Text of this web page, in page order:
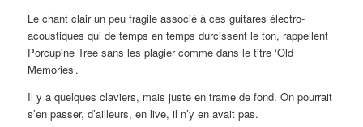
Le chant clair un peu fragile associé à ces guitares électro-
acoustiques qui de temps en temps durcissent le ton, rappellent
Porcupine Tree sans les plagier comme dans le titre ‘Old
Memories’.
Il y a quelques claviers, mais juste en trame de fond. On pourrait
s’en passer, d’ailleurs, en live, il n’y en avait pas.